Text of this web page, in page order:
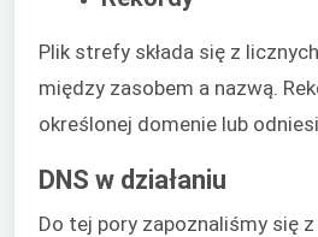
Plik strefy składa się z
między zasobem a nazwą.
określonej domenie lub
DNS w działaniu
Do tej pory zapoznaliśmy się